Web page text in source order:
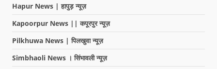
Hapur News | हापुड़ न्यूज़
Kapoorpur News || कपूरपुर न्यूज़
Pilkhuwa News | पिलखुवा न्यूज़
Simbhaoli News । सिंभावली न्यूज़